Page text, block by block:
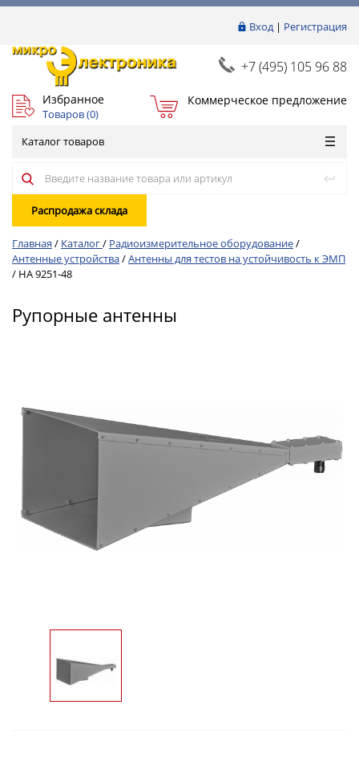
Вход| Регистрация
+7 (495) 105 96 88
Избранное
Товаров (0)
Коммерческое предложение
Каталог товаров
Распродажа склада
Главная / Каталог/ Радиоизмерительное оборудование/
Антенные устройства/Антенны для тестов на устойчивость к ЭМП
/ HA 9251-48
Рупорные антенны